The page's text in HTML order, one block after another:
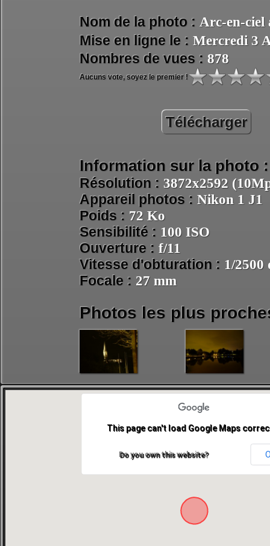
Nom de la photo : Arc-en-ciel
Mise en ligne le : Mercredi 3
Nombres de vues : 878
Aucuns vote, soyez le premier !
Télécharger
Information sur la photo :
Résolution : 3872x2592
Appareil photos : Nikon 1 J1
Poids : 72 Ko
Sensibilité : 100 ISO
Ouverture : f/11
Vitesse d'obturation : 1/2500
Focale : 27 mm
Photos les plus
This page can't load Google Maps
Do you own this website?